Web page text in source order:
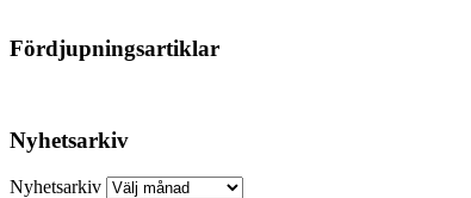
Fördjupningsartiklar
Nyhetsarkiv
Nyhetsarkiv